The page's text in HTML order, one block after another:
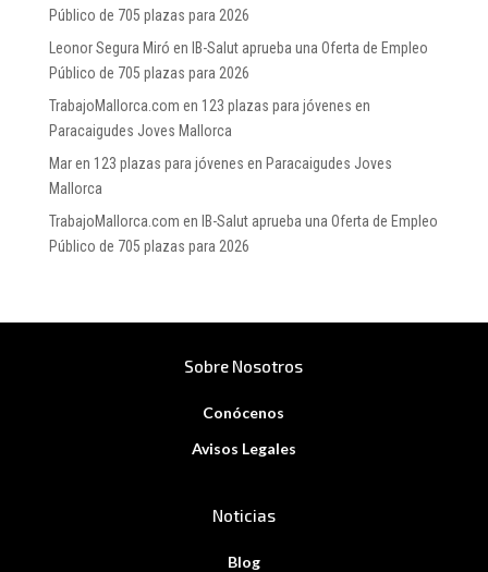
Público de 705 plazas para 2026
Leonor Segura Miró en IB-Salut aprueba una Oferta de Empleo
Público de 705 plazas para 2026
TrabajoMallorca.com en 123 plazas para jóvenes en
Paracaigudes Joves Mallorca
Maren 123 plazas para jóvenes en Paracaigudes Joves
Mallorca
TrabajoMallorca.com en IB-Salut aprueba una Oferta de Empleo
Público de 705 plazas para 2026
Sobre Nosotros
Conócenos
Avisos Legales
Noticias
Blog